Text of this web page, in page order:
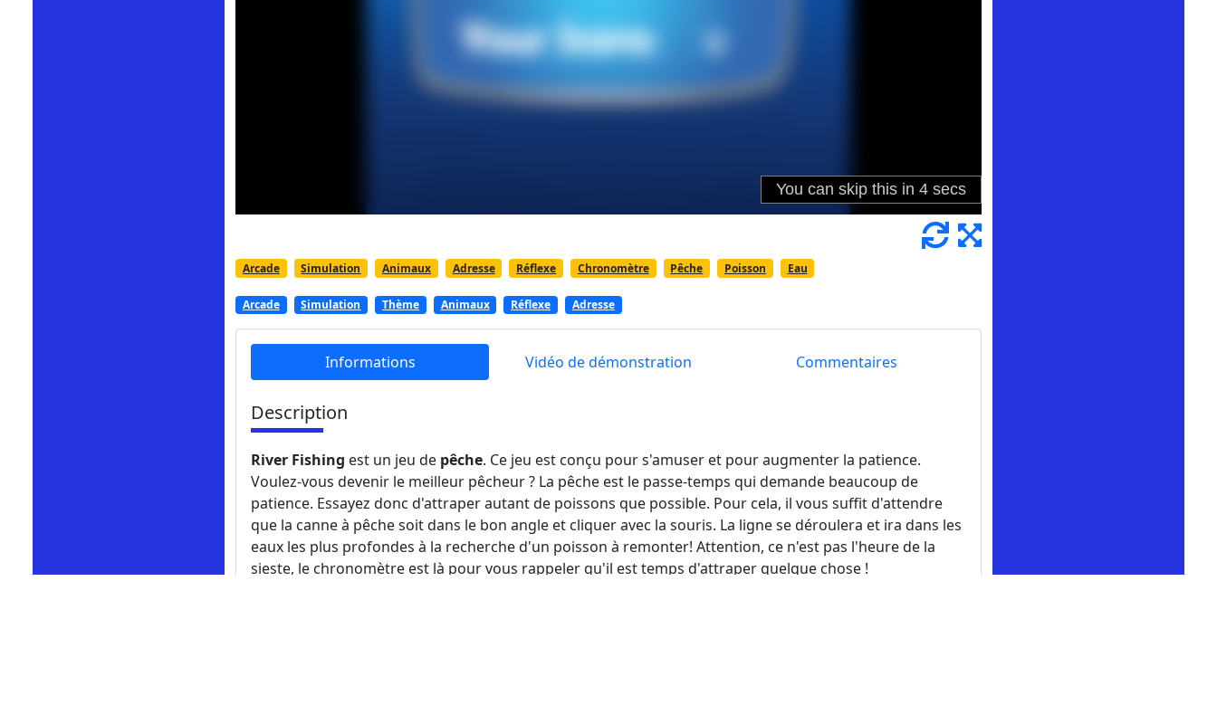
Arcade Simulation Animaux Adresse Réflexe Chronomètre Pêche Poisson Eau
Arcade Simulation Thème Animaux Réflexe Adresse
Informations Vidéo de démonstration Commentaires
Description
River Fishing est un jeu de pêche. Ce jeu est conçu pour s'amuser et pour augmenter la patience.
Voulez-vous devenir le meilleur pêcheur ? La pêche est le passe-temps qui demande beaucoup de
patience. Essayez donc d'attraper autant de poissons que possible. Pour cela, il vous suffit d'attendre
que la canne à pêche soit dans le bon angle et cliquer avec la souris. La ligne se déroulera et ira dans les
eaux les plus profondes à la recherche d'un poisson à remonter! Attention, ce n'est pas l'heure de la
sieste, le chronomètre est là pour vous rappeler qu'il est temps d'attraper quelque chose !